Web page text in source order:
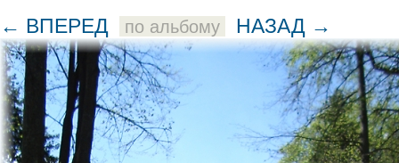
← ВПЕРЕД по альбому НАЗАД →